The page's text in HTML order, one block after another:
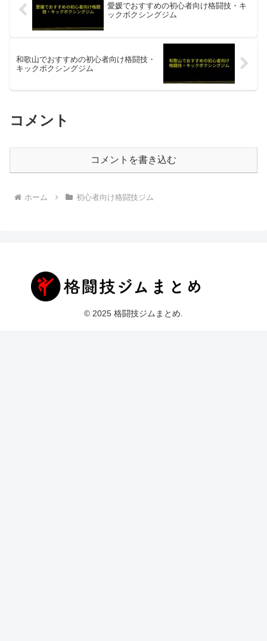
愛媛でおすすめの初心者向け格闘技・キ
ックボクシングジム
和歌山でおすすめの初心者向け格闘技・
キックボクシングジム
コメント
コメントを書き込む
ホーム 初心者向け格闘技ジム
© 2025 格闘技ジムまとめ.